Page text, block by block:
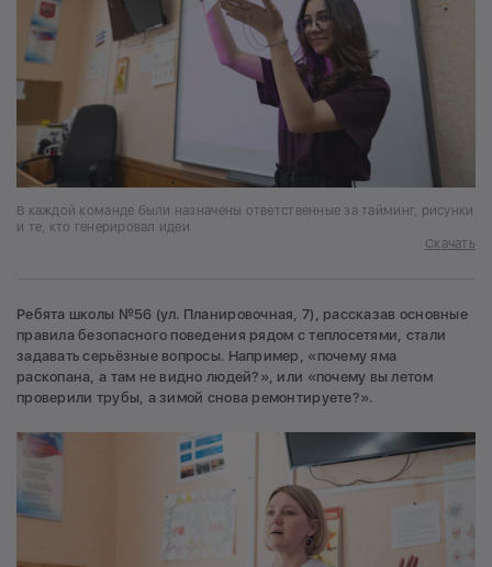
В каждой команде были назначены ответственные за тайминг, рисунки
и те, кто генерировал идеи
Скачать
Ребята школы №56 (ул. Планировочная, 7), рассказав основные
правила безопасного поведения рядом с теплосетями, стали
задавать серьёзные вопросы. Например, «почему яма
раскопана, а там не видно людей?», или «почему вы летом
проверили трубы, а зимой снова ремонтируете?».